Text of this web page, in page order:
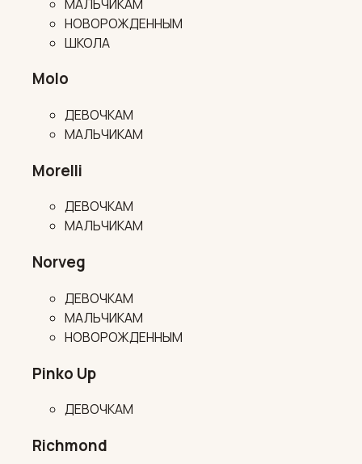
МАЛЬЧИКАМ
НОВОРОЖДЕННЫМ
ШКОЛА
Molo
ДЕВОЧКАМ
МАЛЬЧИКАМ
Morelli
ДЕВОЧКАМ
МАЛЬЧИКАМ
Norveg
ДЕВОЧКАМ
МАЛЬЧИКАМ
НОВОРОЖДЕННЫМ
Pinko Up
ДЕВОЧКАМ
Richmond